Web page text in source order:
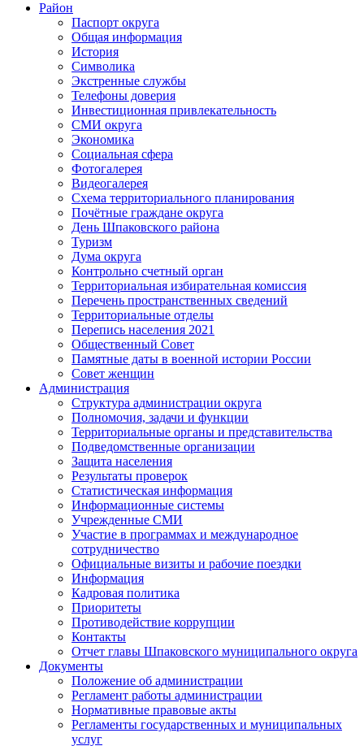
Район
Паспорт округа
Общая информация
История
Символика
Экстренные службы
Телефоны доверия
Инвестиционная привлекательность
СМИ округа
Экономика
Социальная сфера
Фотогалерея
Видеогалерея
Схема территориального планирования
Почётные граждане округа
День Шпаковского района
Туризм
Дума округа
Контрольно счетный орган
Территориальная избирательная комиссия
Перечень пространственных сведений
Территориальные отделы
Перепись населения 2021
Общественный Совет
Памятные даты в военной истории России
Совет женщин
Администрация
Структура администрации округа
Полномочия, задачи и функции
Территориальные органы и представительства
Подведомственные организации
Защита населения
Результаты проверок
Статистическая информация
Информационные системы
Учрежденные СМИ
Участие в программах и международное
сотрудничество
Официальные визиты и рабочие поездки
Информация
Кадровая политика
Приоритеты
Противодействие коррупции
Контакты
Отчет главы Шпаковского муниципального округа
Документы
Положение об администрации
Регламент работы администрации
Нормативные правовые акты
Регламенты государственных и муниципальных
услуг